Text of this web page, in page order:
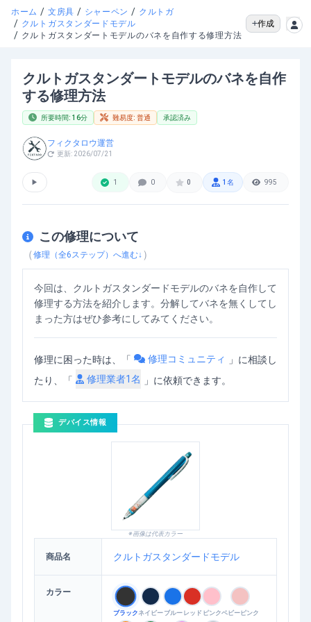
ホーム / 文房具 / シャーペン / クルトガ
/ クルトガスタンダードモデル
/ クルトガスタンダートモデルのバネを自作する修理方法
作成
クルトガスタンダートモデルのバネを自作
する修理方法
所要時間: 16分 難易度: 普通 承認済み
フィクタロウ運営
更新: 2026/07/21
▶ 1 0 0 1 名 995
この修理について
（修理（全6 ステップ）へ進む↓ ）
今回は、クルトガスタンダードモデルのバネを自作して
修理する方法を紹介します。分解してバネを無くしてし
まった方はぜひ参考にしてみてください。
修理に困った時は、「 修理コミュニティ 」 に相談し
たり、「
修理業者1名 」に依頼できます。
デバイス情報
※画像は代表カラー
商品名 クルトガスタンダードモデル
カラー
ブラックネイビー ブルー レッド ピンクベビーピンク